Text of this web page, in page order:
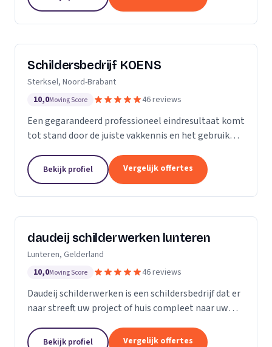
blijft...
Schildersbedrijf KOENS
Sterksel, Noord-Brabant
10,0Moving Score 46 reviews
Een gegarandeerd professioneel eindresultaat komt
tot stand door de juiste vakkennis en het gebruik
Bekijk profiel Vergelijk offertes
daudeij schilderwerken lunteren
Lunteren, Gelderland
10,0Moving Score 46 reviews
Daudeij schilderwerken is een schildersbedrijf dat er
naar streeft uw project of huis compleet naar uw
werken en beschikken over goede materialen die
Bekijk profiel Vergelijk offertes